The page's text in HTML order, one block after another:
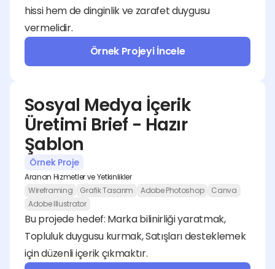
hissi hem de dinginlik ve zarafet duygusu
vermelidir.
Örnek Projeyi İncele
Sosyal Medya İçerik
Üretimi Brief - Hazır
Şablon
Örnek Proje
Aranan Hizmetler ve Yetkinlikler
Wireframing
Grafik Tasarım Adobe Photoshop
Canva
Adobe Illustrator
Bu projede hedef: Marka bilinirliği yaratmak,
Topluluk duygusu kurmak, Satışları desteklemek
için düzenli içerik çıkmaktır.